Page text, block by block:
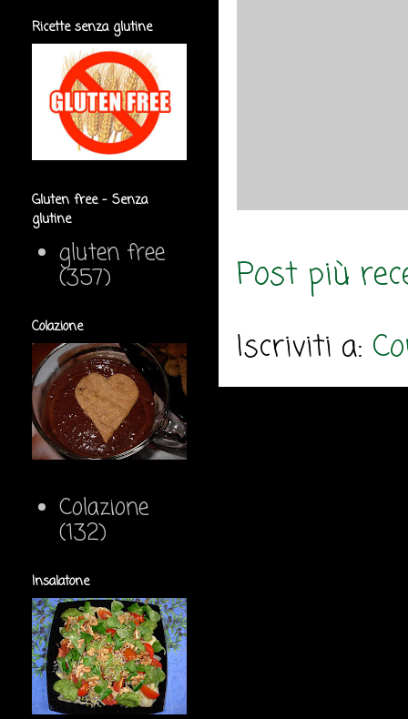
Post più
Iscriviti a:
Ricette senza glutine
Gluten free - Senza
glutine
gluten free
(357)
Colazione
Colazione
(132)
Insalatone